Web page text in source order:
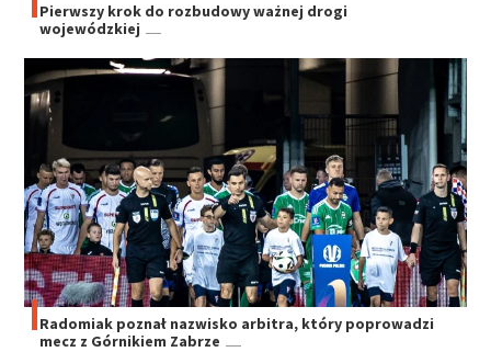
Pierwszy krok do rozbudowy ważnej drogi
wojewódzkiej
Radomiak poznał nazwisko arbitra, który poprowadzi
mecz z Górnikiem Zabrze